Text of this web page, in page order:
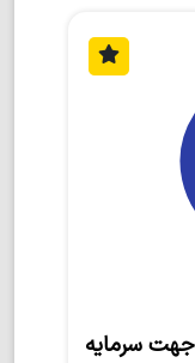
جهت سرمایه‌